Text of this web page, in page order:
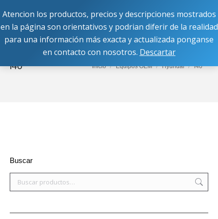
Buscar:
i40 Estás aquí:
Inicio Equipos OEM Hyundai i40
Buscar
Atencion los productos, precios y descripciones mostrados
en la página son orientativos y podrian diferir de la realidad
para una información más exacta y actualizada ponganse
en contacto con nosotros. Descartar